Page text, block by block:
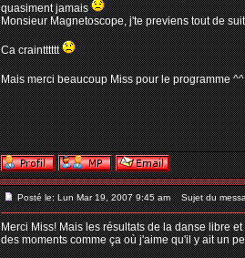
quasiment jamais
Monsieur Magnetoscope, j'te previens tout de
Ca craintttttt
Mais merci beaucoup Miss pour le programme
Posté le: Lun Mar 19, 2007 9:45 am Sujet du
Merci Miss! Mais les résultats de la danse libre
des moments comme ça où j'aime qu'il y ait un